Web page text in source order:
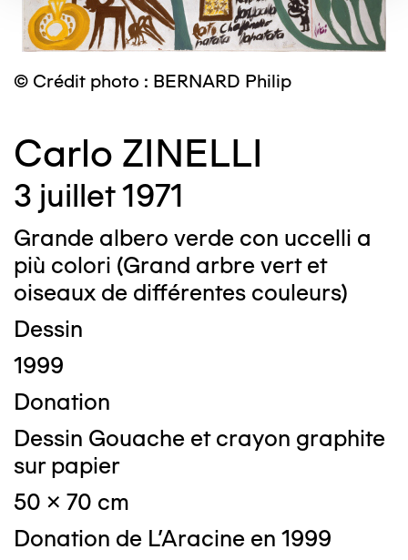
© Crédit photo : BERNARD Philip
Carlo ZINELLI
3 juillet 1971
Grande albero verde con uccelli a
più colori (Grand arbre vert et
oiseaux de différentes couleurs)
Dessin
1999
Donation
Dessin Gouache et crayon graphite
sur papier
50 x 70 cm
Donation de L'Aracine en 1999